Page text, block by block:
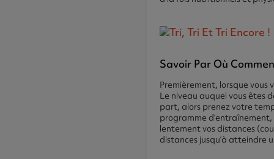
Savoir Par Où
Premièrement, lorsque vous
Le niveau auquel vous êtes
part, alors prenez votre
programme
lentement vos distances
distances jusqu’à atteindre